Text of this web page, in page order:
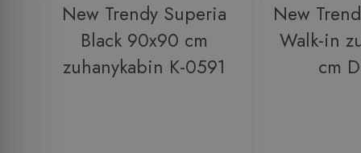
New Trendy Superia
Black 90x90 cm
zuhanykabin K-0591
New
Walk-in
cm